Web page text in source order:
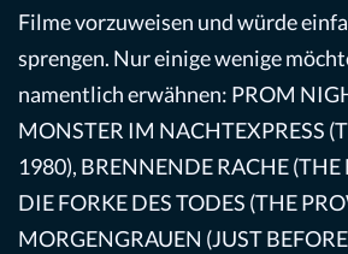
Filme vorzuweisen und würde
sprengen. Nur einige wenige
namentlich erwähnen: PROM
MONSTER IM NACHTEXPRESS
1980), BRENNENDE RACHE
DIE FORKE DES TODES (THE
MORGENGRAUEN (JUST